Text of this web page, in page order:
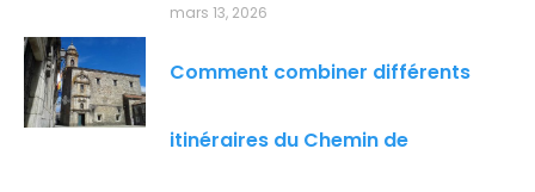
mars 13, 2026
Comment combiner différents
itinéraires du Chemin de